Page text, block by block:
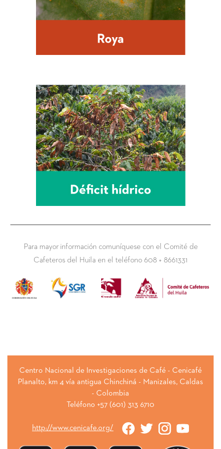
Para mayor información comuníquese con el Comité de
Cafeteros del Huila en el teléfono 608 + 8661331
Centro Nacional de Investigaciones de Café - Cenicafé
Planalto, km 4 vía antigua Chinchiná - Manizales, Caldas
- Colombia
Teléfono +57 (601) 313 6710
http://www.cenicafe.org/